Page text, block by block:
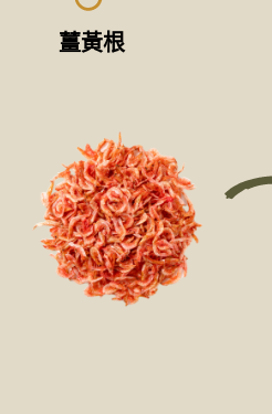
薑黃根